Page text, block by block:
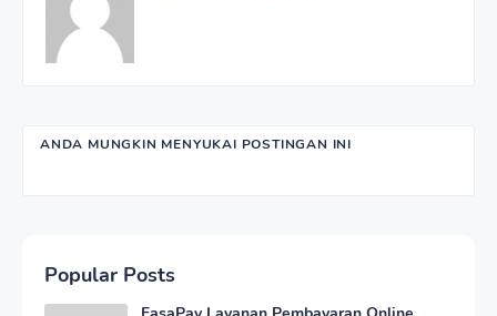
ANDA MUNGKIN MENYUKAI POSTINGAN INI
Popular Posts